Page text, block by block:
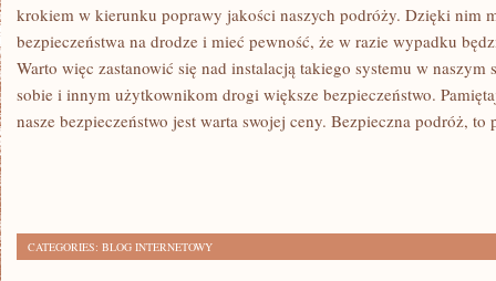
krokiem w kierunku poprawy jakości naszych‌ podróży. Dzięki nim⁢
bezpieczeństwa​ na drodze i mieć pewność,​ że w razie wypadku
Warto więc⁢ zastanowić się nad instalacją takiego systemu⁢ w naszym⁣
sobie i innym użytkownikom drogi większe bezpieczeństwo.
nasze‌ bezpieczeństwo jest warta swojej ceny. Bezpieczna podróż,
CATEGORIES: BLOG INTERNETOWY